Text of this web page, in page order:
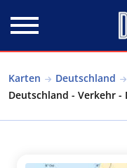
Karten Deutschland
Deutschland - Verkehr